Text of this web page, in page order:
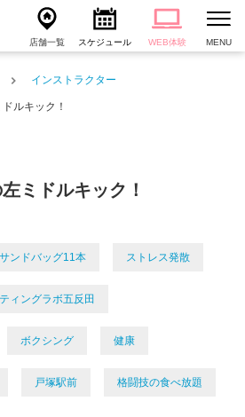
店舗一覧 スケジュール WEB体験 MENU
インストラクター
ルキック！
ミドルキック！
サンドバッグ11本 ストレス発散
ィングラボ五反田
ボクシング 健康
戸塚駅前 格闘技の食べ放題